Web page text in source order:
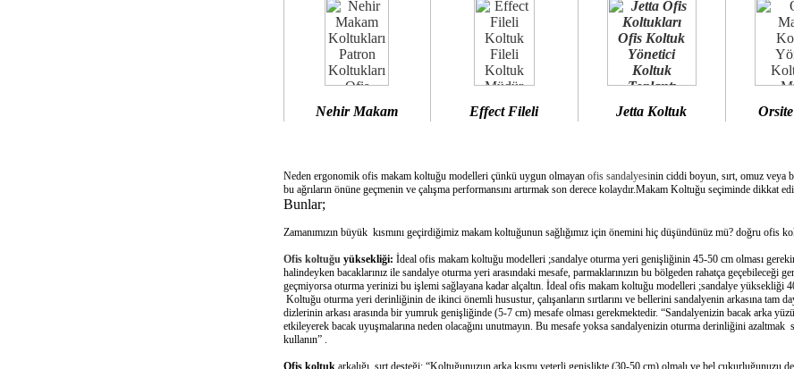
Nehir Makam Effect Fileli Jetta Koltuk
Neden ergonomik ofis makam koltuğu modelleri çünkü uygun olmayan ofis sandalyesinin ciddi boyun, sırt, omuz veya
bu ağrıların önüne geçmenin ve çalışma performansını artırmak son derece kolaydır.Makam Koltuğu seçiminde dikkat
Bunlar;
Zamanımızın büyük kısmını geçirdiğimiz makam koltuğunun sağlığımız için önemini hiç düşündünüz mü? doğru ofis
Ofis koltuğuyüksekliği: İdeal ofis makam koltuğu modelleri ;sandalye oturma yeri genişliğinin 45-50 cm olması
halindeyken bacaklarınız ile sandalye oturma yeri arasındaki mesafe, parmaklarınızın bu bölgeden rahatça geçebileceği
geçmiyorsa oturma yerinizi bu işlemi sağlayana kadar alçaltın. İdeal ofis makam koltuğu modelleri ;sandalye yüksekliği
Koltuğu oturma yeri derinliğinin de ikinci önemli husustur, çalışanların sırtlarını ve bellerini sandalyenin arkasına tam
dizlerinin arkası arasında bir yumruk genişliğinde (5-7 cm) mesafe olması gerekmektedir. “Sandalyenizin bacak arka
etkileyerek bacak uyuşmalarına neden olacağını unutmayın. Bu mesafe yoksa sandalyenizin oturma derinliğini azaltmak
kullanın” .
Ofis koltuk arkalığı sırt desteği: “Koltuğunuzun arka kısmı yeterli genişlikte (30-50 cm) olmalı ve bel çukurluğunuzu